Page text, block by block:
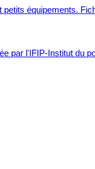
équipements.
par l'IFIP-Institut